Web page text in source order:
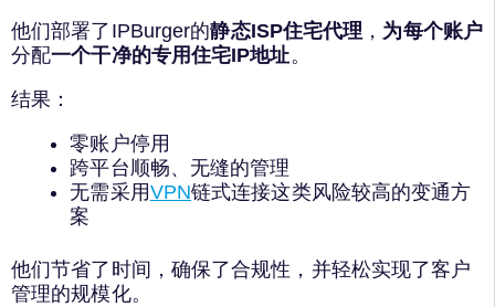
他们部署了IPBurger的静态ISP住宅代理 ， 为每个账户
分配一个干净的专用住宅IP地址。
结果：
零账户停用
跨平台顺畅、无缝的管理
无需采用VPN链式连接这类风险较高的变通方
案
他们节省了时间，确保了合规性，并轻松实现了客户
管理的规模化。